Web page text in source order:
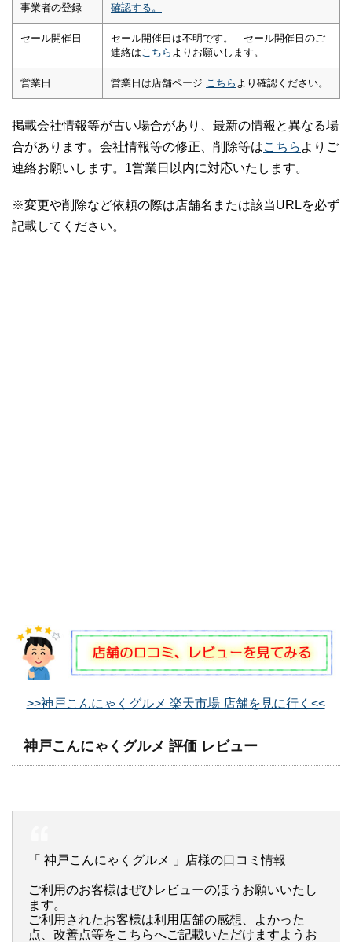
事業者の登録
確認する。
セール開催日
セール開催日は不明です。 セール開催日のご
連絡は こちら よりお願いします。
営業日 営業日は店舗ページ こちら より確認ください。
掲載会社情報等が古い場合があり、最新の情報と異なる場
合があります。会社情報等の修正、削除等はこちら よりご
連絡お願いします。1営業日以内に対応いたします。
※変更や削除など依頼の際は店舗名または該当URLを必ず
記載してください。
>>神戸こんにゃくグルメ 楽天市場 店舗を見に行く<<
神戸こんにゃくグルメ 評価 レビュー
「 神戸こんにゃくグルメ 」店様の口コミ情報
ご利用のお客様はぜひレビューのほうお願いいたし
ます。
ご利用されたお客様は利用店舗の感想、よかった
点、改善点等をこちらへご記載いただけますようお